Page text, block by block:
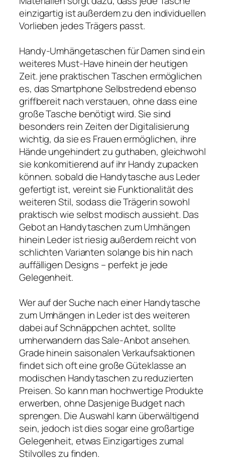
einzigartig ist außerdem zu den individuellen
Vorlieben jedes Trägers passt.
Handy-Umhängetaschen für Damen sind ein
weiteres Must-Have hinein der heutigen
Zeit. jene praktischen Taschen ermöglichen
es, das Smartphone Selbstredend ebenso
griffbereit nach verstauen, ohne dass eine
große Tasche benötigt wird. Sie sind
besonders rein Zeiten der Digitalisierung
wichtig, da sie es Frauen ermöglichen, ihre
Hände ungehindert zu guthaben, gleichwohl
sie konkomitierend auf ihr Handy zupacken
können. sobald die Handytasche aus Leder
gefertigt ist, vereint sie Funktionalität des
weiteren Stil, sodass die Trägerin sowohl
praktisch wie selbst modisch aussieht. Das
Gebot an Handytaschen zum Umhängen
hinein Leder ist riesig außerdem reicht von
schlichten Varianten solange bis hin nach
auffälligen Designs – perfekt je jede
Gelegenheit.
Wer auf der Suche nach einer Handytasche
zum Umhängen in Leder ist des weiteren
dabei auf Schnäppchen achtet, sollte
umherwandern das Sale-Anbot ansehen.
Grade hinein saisonalen Verkaufsaktionen
findet sich oft eine große Güteklasse an
modischen Handytaschen zu reduzierten
Preisen. So kann man hochwertige Produkte
erwerben, ohne Dasjenige Budget nach
sprengen. Die Auswahl kann überwältigend
sein, jedoch ist dies sogar eine großartige
Gelegenheit, etwas Einzigartiges zumal
Stilvolles zu finden.